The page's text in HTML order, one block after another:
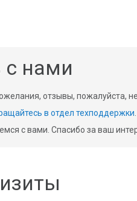
с нами
отзывы, пожалуйста,
в отдел техподдержки
с вами. Спасибо за ваш